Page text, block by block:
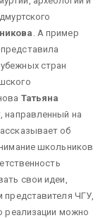
. А пример
стран
Татьяна
направленный на
об
школьников
свои идеи,
ЧГУ,
реализации можно